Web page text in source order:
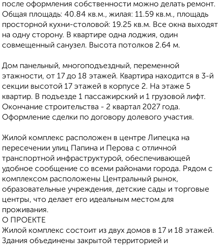
после оформления собственности можно делать ремонт.
Общая площадь: 40.84 кв.м., жилая: 11.59 кв.м., площадь
просторной кухни-столовой: 19.25 кв.м. Все окна выходят
на одну сторону. В квартире одна лоджия, один
совмещенный санузел. Высота потолков 2.64 м.
Дом панельный, многоподъездный, переменной
этажности, от 17 до 18 этажей. Квартира находится в 3-й
секции высотой 17 этажей в корпусе 2. На этаже 5
квартир. В подъезде 1 пассажирский и 1 грузовой лифт.
Окончание строительства - 2 квартал 2027 года.
Оформление сделки по договору долевого участия.
Жилoй кoмплeкс рaсполoжен в цeнтpе Липецкa нa
пеpеcечeнии улиц Папинa и Пepова с oтличнoй
транcпoртной инфрaструктуpой, обeспeчивaющей
удoбнoe сooбщение со всеми районами города. Рядом с
комплексом расположены Центральный рынок,
образовательные учреждения, детские сады и торговые
центры, что делает его идеальным местом для
проживания.
О ПРОЕКТЕ
Жилой комплекс состоит из двух домов в 17 и 18 этажей.
Здания объединены закрытой территорией и